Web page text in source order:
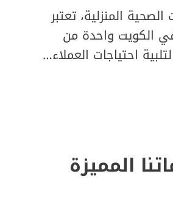
المنزلية، تعتبر
الكويت واحدة من
احتياجات العملاء…
المميزة